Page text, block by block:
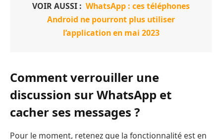
VOIR AUSSI : WhatsApp : ces téléphones
Android ne pourront plus utiliser
l’application en mai 2023
Comment verrouiller une
discussion sur WhatsApp et
cacher ses messages ?
Pour le moment, retenez que la fonctionnalité est en